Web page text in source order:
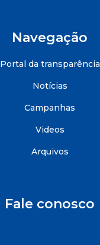
Navegação
Portal da transparência
Notícias
Campanhas
Videos
Arquivos
Fale conosco